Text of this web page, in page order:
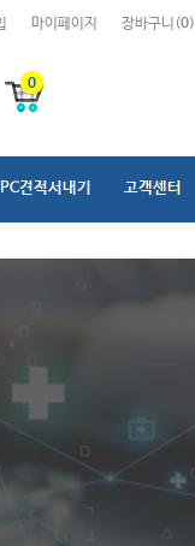
마이페이지 장바구니(0)
0
PC견적서내기 고객센터